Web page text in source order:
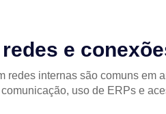
e
redes internas são comuns em
uso de ERPs e